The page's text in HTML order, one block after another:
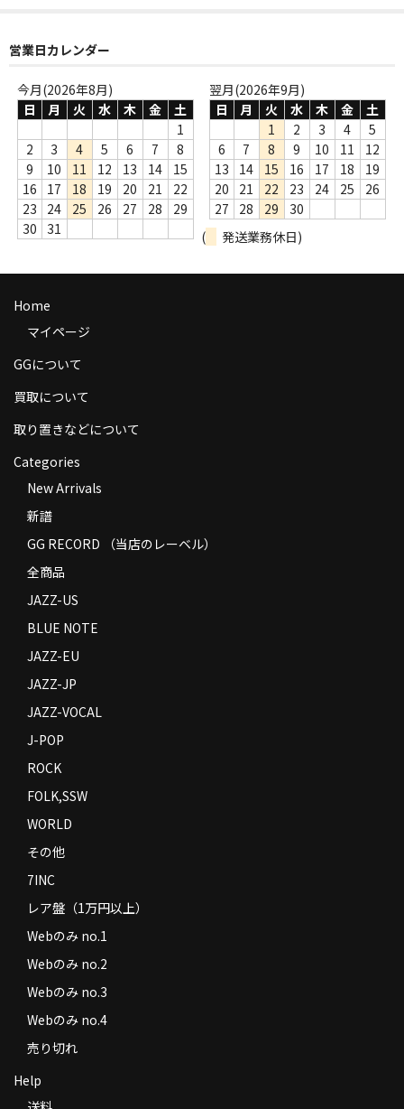
Webのみ no.1
Webのみ no.2
Webのみ no.4
売り切れ
Help
送料
商品の発送
返品
コンディション
Privacy Policy
特定商取引法に基づく表示
Contact
営業日カレンダー
今月(2026年8月)
日
月 火 水 木 金
土
1
2
3 4 5 6 7
8
9
10 11 12 13 14
15
16
17 18 19 20 21
22
23
24 25 26 27 28
29
30
31
翌月(2026年9月)
日
月 火 水 木 金
土
1
2 3 4
5
6
7 8 9 10 11
12
13
14 15 16 17 18
19
20
21 22 23 24 25
26
27
28 29
30
(
発送業務休日)
Home
マイページ
GGについて
買取について
取り置きなどについて
Categories
New Arrivals
新譜
GG RECORD （当店のレーベル）
全商品
JAZZ-US
BLUE NOTE
JAZZ-EU
JAZZ-JP
JAZZ-VOCAL
J-POP
ROCK
FOLK,SSW
WORLD
その他
7INC
レア盤（1万円以上）
Webのみ no.1
Webのみ no.2
Webのみ no.3
Webのみ no.4
売り切れ
Help